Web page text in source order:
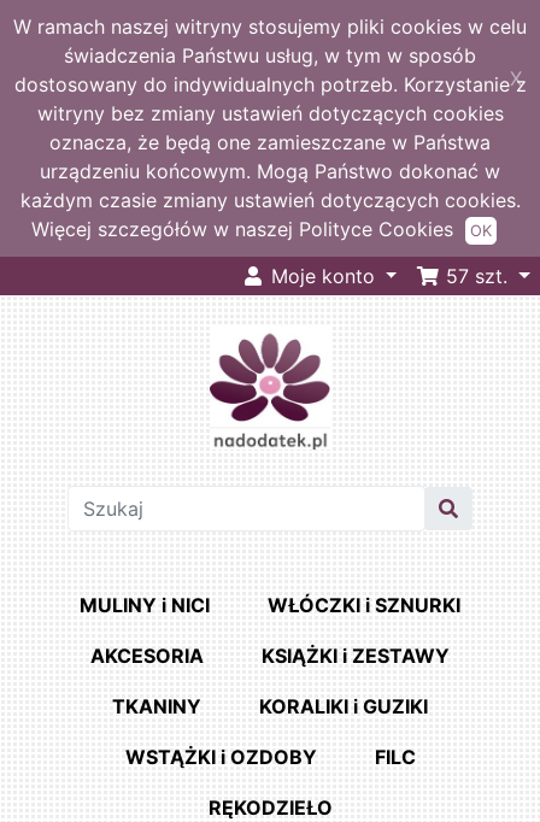
W ramach naszej witryny stosujemy pliki cookies w celu
świadczenia Państwu usług, w tym w sposób
dostosowany do indywidualnych potrzeb. Korzystanie z
witryny bez zmiany ustawień dotyczących cookies
oznacza, że będą one zamieszczane w Państwa
urządzeniu końcowym. Mogą Państwo dokonać w
każdym czasie zmiany ustawień dotyczących cookies.
Więcej szczegółów w naszej Polityce Cookies
X
OK
Moje konto 57 szt.
MULINY i NICI WŁÓCZKI i SZNURKI
AKCESORIA KSIĄŻKI i ZESTAWY
TKANINY KORALIKI i GUZIKI
WSTĄŻKI i OZDOBY FILC
RĘKODZIEŁO